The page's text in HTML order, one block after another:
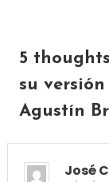
5
su
Agustín
José